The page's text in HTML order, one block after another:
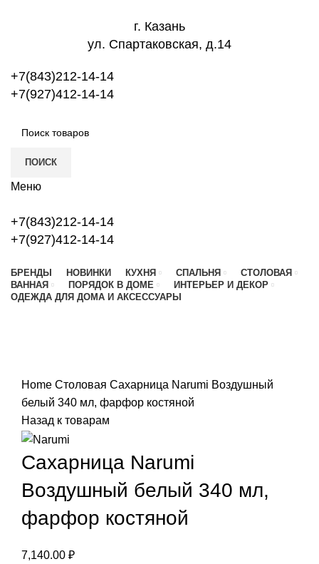
г. Казань
ул. Спартаковская, д.14
+7(843)212-14-14
+7(927)412-14-14
ПОИСК
Меню
+7(843)212-14-14
+7(927)412-14-14
БРЕНДЫ НОВИНКИ КУХНЯ СПАЛЬНЯ
СТОЛОВАЯ
ВАННАЯ
ПОРЯДОК В ДОМЕ
ИНТЕРЬЕР И ДЕКОР
ОДЕЖДА ДЛЯ ДОМА И АКСЕССУАРЫ
Home Столовая Сахарница Narumi Воздушный
белый 340 мл, фарфор костяной
Назад к товарам
Сахарница Narumi
Воздушный белый 340 мл,
фарфор костяной
7,140.00 ₽